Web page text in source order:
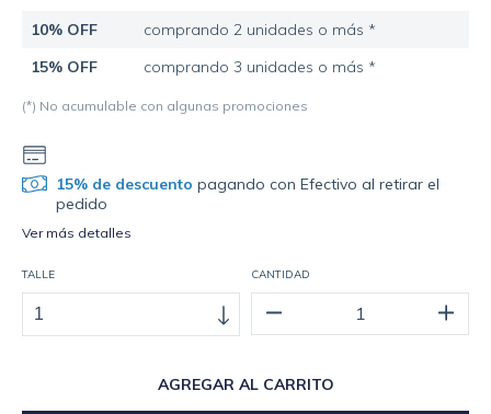
10% OFF
comprando 2 unidades o más *
15% OFF
comprando 3 unidades o más *
(*) No acumulable con algunas promociones
15% de descuento pagando con Efectivo al retirar el
pedido
Ver más detalles
TALLE CANTIDAD